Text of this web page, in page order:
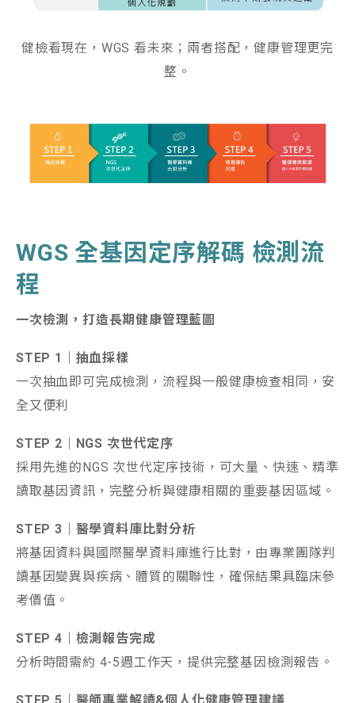
健檢看現在， WGS 看未來；兩者搭配，健康管理更完
整。
WGS 全基因定序解碼 檢測流
程
一次檢測，打造長期健康管理藍圖
STEP 1｜抽血採樣
一次抽血即可完成檢測，流程與一般健康檢查相同，安
全又便利
STEP 2｜NGS 次世代定序
採用先進的NGS 次世代定序技術，可大量、快速、精準
讀取基因資訊，完整分析與健康相關的重要基因區域。
STEP 3｜醫學資料庫比對分析
將基因資料與國際醫學資料庫進行比對，由專業團隊判
讀基因變異與疾病、體質的關聯性，確保結果具臨床參
考價值。
STEP 4｜檢測報告完成
分析時間需約 4-5週工作天，提供完整基因檢測報告。